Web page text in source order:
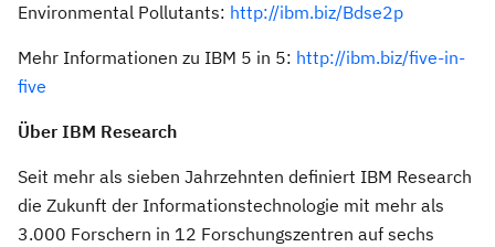
Environmental Pollutants: http://ibm.biz/Bdse2p
Mehr Informationen zu IBM 5 in 5: http://ibm.biz/five-in-
five
Über IBM Research
Seit mehr als sieben Jahrzehnten definiert IBM Research
die Zukunft der Informationstechnologie mit mehr als
3.000 Forschern in 12 Forschungszentren auf sechs